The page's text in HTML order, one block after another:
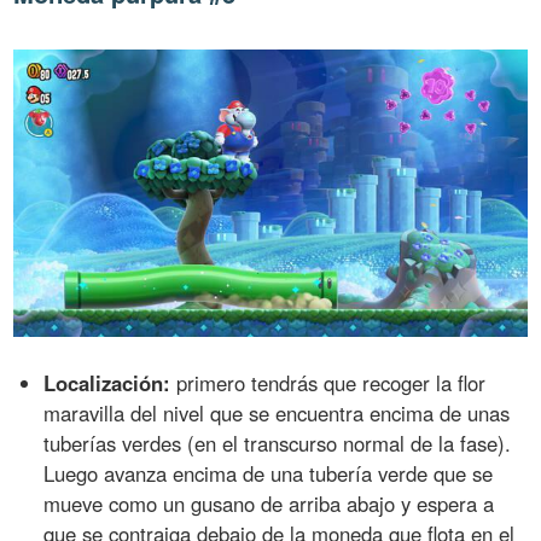
Localización: primero tendrás que recoger la flor
maravilla del nivel que se encuentra encima de unas
tuberías verdes (en el transcurso normal de la fase).
Luego avanza encima de una tubería verde que se
mueve como un gusano de arriba abajo y espera a
que se contraiga debajo de la moneda que flota en el